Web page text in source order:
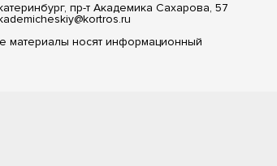
пр-т Академика Сахарова, 57
материалы носят информационный